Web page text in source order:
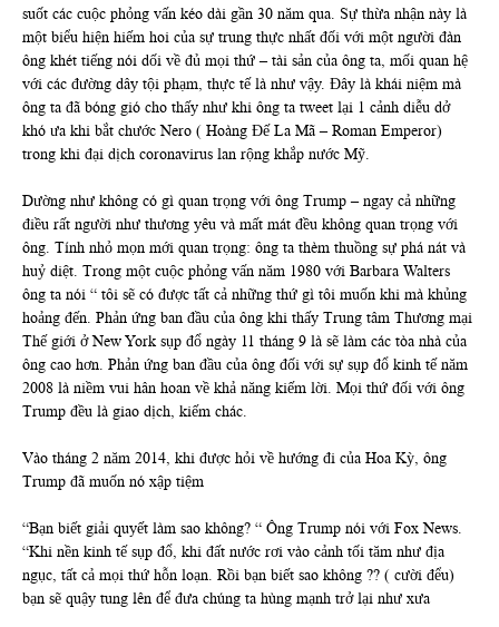
suốt các cuộc phỏng vấn kéo dài gần 30 năm qua. Sự thừa nhận này là
một biểu hiện hiếm hoi của sự trung thực nhất đối với một người đàn
ông khét tiếng nói dối về đủ mọi thứ – tài sản của ông ta, mối quan hệ
với các đường dây tội phạm, thực tế là như vậy. Đây là khái niệm mà
ông ta đã bóng gió cho thấy như khi ông ta tweet lại 1 cảnh diễu dở
khó ưa khi bắt chước Nero ( Hoàng Đế La Mã – Roman Emperor)
trong khi đại dịch coronavirus lan rộng khắp nước Mỹ.
Dường như không có gì quan trọng với ông Trump – ngay cả những
điều rất người như thương yêu và mất mát đều không quan trọng với
ông. Tính nhỏ mọn mới quan trọng: ông ta thèm thuồng sự phá nát và
huỷ diệt. Trong một cuộc phỏng vấn năm 1980 với Barbara Walters
ông ta nói “ tôi sẽ có được tất cả những thứ gì tôi muốn khi mà khủng
hoảng đến. Phản ứng ban đầu của ông khi thấy Trung tâm Thương mại
Thế giới ở New York sụp đổ ngày 11 tháng 9 là sẽ làm các tòa nhà của
ông cao hơn. Phản ứng ban đầu của ông đối với sự sụp đổ kinh tế năm
2008 là niềm vui hân hoan về khả năng kiếm lời. Mọi thứ đối với ông
Trump đều là giao dịch, kiếm chác.
Vào tháng 2 năm 2014, khi được hỏi về hướng đi của Hoa Kỳ, ông
Trump đã muốn nó xập tiệm
“Bạn biết giải quyết làm sao không? “ Ông Trump nói với Fox News.
“Khi nền kinh tế sụp đổ, khi đất nước rơi vào cảnh tối tăm như địa
ngục, tất cả mọi thứ hỗn loạn. Rồi bạn biết sao không ?? ( cười đểu)
bạn sẽ quậy tung lên để đưa chúng ta hùng mạnh trở lại như xưa